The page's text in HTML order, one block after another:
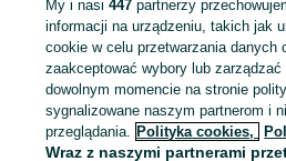
Strona główna Budowa i Remont
Pomorskie
Piasek - Grabiny-Zameczek
KATEGORIA
My i nasi447 partnerzy
informacji na urządzeniu, takich jak
cookie w celu przetwarzania danych
zaakceptować wybory lub
dowolnym momencie na stronie
sygnalizowane naszym partnerom i
przeglądania. Polityka cookies,
Wraz z naszymi partnerami